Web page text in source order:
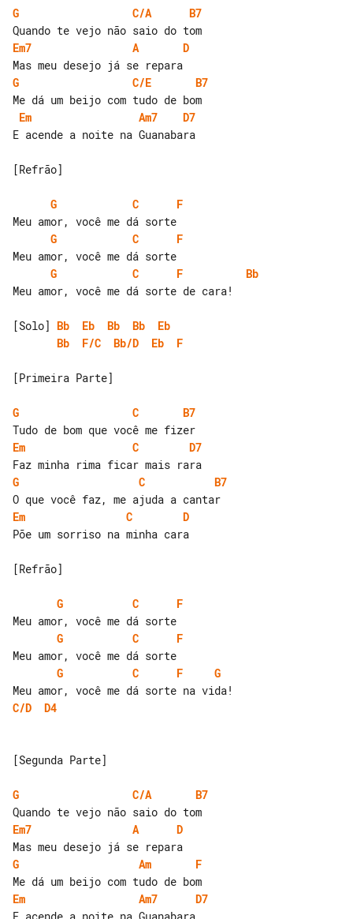
G C/A
B7
Em7
A
D
G
C/E
B7
Em
Am7
D7
E acende a noite na Guanabara
[Refrão]
G C
F
G
C
F
G
C F
Bb
Meu amor, você me dá sorte de cara!
[Solo] Bb Eb Bb Bb
Eb
Bb
F/C Bb/D Eb F
[Primeira Parte]
G C
B7
Em
C
D7
G
C
B7
Em
C
D
Põe um sorriso na minha cara
[Refrão]
G C
F
G
C
F
G
C F
G
C/D
D4
[Segunda Parte]
G C/A
B7
Em7
A
D
G
Am
F
Em
Am7
D7